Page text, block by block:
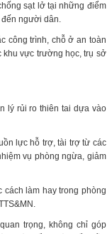
sạt lở tại những điểm
người dân.
công trình, chỗ ở an toàn
khu vực trường học, trụ sở
lý rủi ro thiên tai dựa vào
lực hỗ trợ, tài trợ từ các
vụ phòng ngừa, giảm
cách làm hay trong phòng
trọng, không chỉ góp